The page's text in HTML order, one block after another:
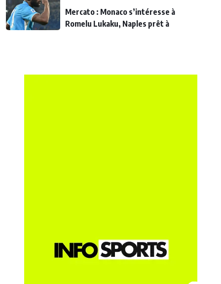
Mercato : Monaco s’intéresse à
Romelu Lukaku, Naples prêt à